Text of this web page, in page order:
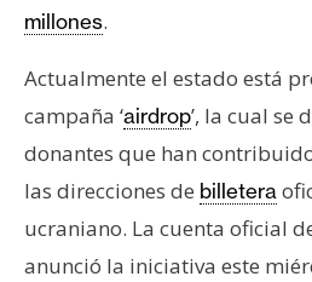
millones.
Actualmente el estado está
campaña ‘airdrop’, la cual se
donantes que han
las direcciones de billetera
ucraniano. La cuenta oficial
anunció la iniciativa este